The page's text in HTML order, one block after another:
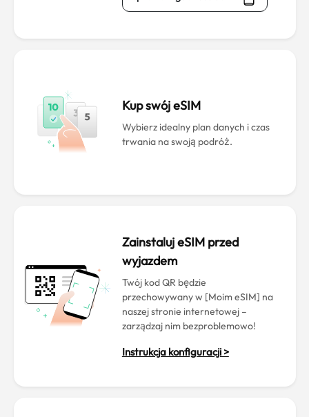
Kup swój eSIM
Wybierz idealny plan danych i czas
trwania na swoją podróż.
Zainstaluj eSIM przed
wyjazdem
Twój kod QR będzie
przechowywany w [Moim eSIM] na
naszej stronie internetowej –
zarządzaj nim bezproblemowo!
Instrukcja konfiguracji >